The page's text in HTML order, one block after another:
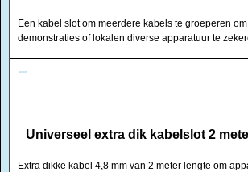
Een kabel slot om meerdere kabels te groeperen
demonstraties of lokalen diverse apparatuur te
Universeel extra dik kabelslot 2
Extra dikke kabel 4,8 mm van 2 meter lengte om